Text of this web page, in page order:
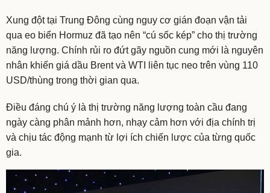
Xung đột tại Trung Đông cùng nguy cơ gián đoạn vận tải
qua eo biển Hormuz đã tạo nên “cú sốc kép” cho thị trường
năng lượng. Chính rủi ro đứt gãy nguồn cung mới là nguyên
nhân khiến giá dầu Brent và WTI liên tục neo trên vùng 110
USD/thùng trong thời gian qua.
Điều đáng chú ý là thị trường năng lượng toàn cầu đang
ngày càng phân mảnh hơn, nhạy cảm hơn với địa chính trị
và chịu tác động mạnh từ lợi ích chiến lược của từng quốc
gia.